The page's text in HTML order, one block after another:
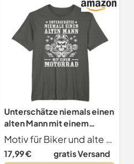
Luftabweiser
Windschutzscheibe
Motorrad(Transparent li
Unterschätze niemals einen
alten Mann mit einem
Motorrad T-Shirt
Motiv für Biker und alte Motorradfahrer. Unterschätze niemals einen alten Mann mit einem Motorrad.
17,99 € gratis Versand